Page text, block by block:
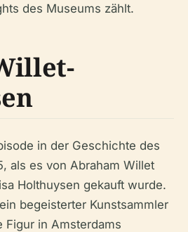
des Museums zählt.
in der Geschichte des
als es von Abraham Willet
Holthuysen gekauft wurde.
begeisterter Kunstsammler
Figur in Amsterdams